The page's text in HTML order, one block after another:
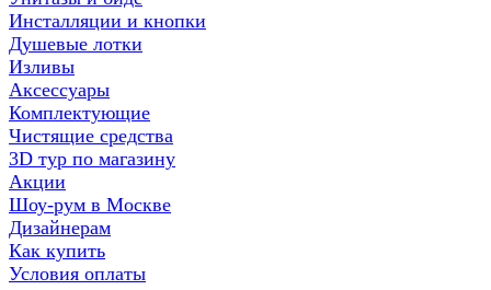
Инсталляции и кнопки
Душевые лотки
Изливы
Аксессуары
Комплектующие
Чистящие средства
3D тур по магазину
Акции
Шоу-рум в Москве
Дизайнерам
Как купить
Условия оплаты